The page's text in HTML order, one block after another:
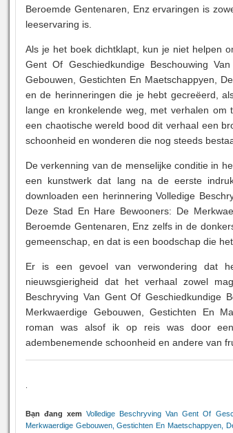
Beroemde Gentenaren, Enz ervaringen is
leeservaring is.
Als je het boek dichtklapt, kun je niet helpen
Gent Of Geschiedkundige Beschouwing
Gebouwen, Gestichten En Maetschappyen,
en de herinneringen die je hebt gecreëerd,
lange en kronkelende weg, met verhalen
een chaotische wereld bood dit verhaal een
schoonheid en wonderen die nog steeds
De verkenning van de menselijke conditie in
een kunstwerk dat lang na de eerste
downloaden een herinnering Volledige
Deze Stad En Hare Bewooners: De
Beroemde Gentenaren, Enz zelfs in de
gemeenschap, en dat is een boodschap die
Er is een gevoel van verwondering dat
nieuwsgierigheid dat het verhaal zowel
Beschryving Van Gent Of Geschiedkundige
Merkwaerdige Gebouwen, Gestichten En
roman was alsof ik op reis was door
adembenemende schoonheid en andere van
Bạn đang xem Volledige Beschryving Van Gent Of
Merkwaerdige Gebouwen, Gestichten En Maetschappyen,